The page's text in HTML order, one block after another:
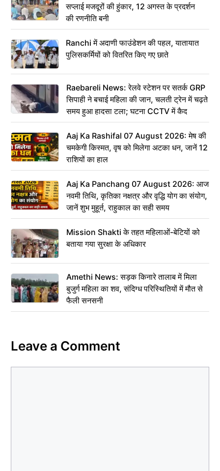
सप्लाई मजदूरों की हुंकार, 12 अगस्त के प्रदर्शन
की रणनीति बनी
Ranchi में अदाणी फाउंडेशन की पहल, यातायात
पुलिसकर्मियों को वितरित किए गए छाते
Raebareli News: रेलवे स्टेशन पर सतर्क GRP
सिपाही ने बचाई महिला की जान, चलती ट्रेन में चढ़ते
समय हुआ हादसा टला; घटना CCTV में कैद
Aaj Ka Rashifal 07 August 2026: मेष की
चमकेगी किस्मत, वृष को मिलेगा अटका धन, जानें 12
राशियों का हाल
Aaj Ka Panchang 07 August 2026: आज
नवमी तिथि, कृतिका नक्षत्र और वृद्धि योग का संयोग,
जानें शुभ मुहूर्त, राहुकाल का सही समय
Mission Shakti के तहत महिलाओं-बेटियों को
बताया गया सुरक्षा के अधिकार
Amethi News: सड़क किनारे तालाब में मिला
बुजुर्ग महिला का शव, संदिग्ध परिस्थितियों में मौत से
फैली सनसनी
Leave a Comment